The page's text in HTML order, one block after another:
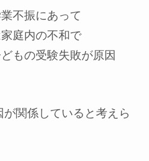
不振にあって
庭内の不和で
もの受験失敗が原因
関係していると考えら